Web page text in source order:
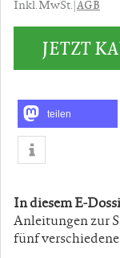
Inkl. MwSt. |AGB
JETZT
teilen
In diesem E-
Anleitungen zur
fünf